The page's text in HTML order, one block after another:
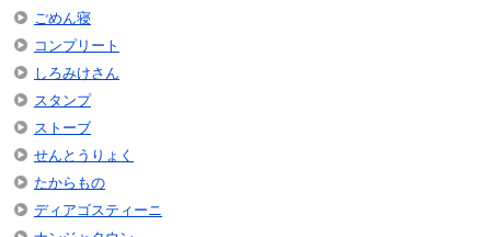
ごめん寝
コンプリート
しろみけさん
スタンプ
ストーブ
せんとうりょく
たからもの
ディアゴスティーニ